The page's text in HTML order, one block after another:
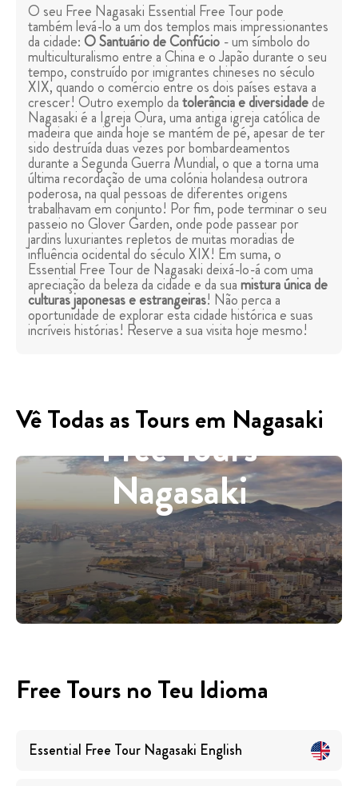
O seu Free Nagasaki Essential Free Tour pode
também levá-lo a um dos templos mais impressionantes
da cidade:O Santuário de Confúcio - um símbolo do
multiculturalismo entre a China e o Japão durante o seu
tempo, construído por imigrantes chineses no século
XIX, quando o comércio entre os dois países estava a
crescer! Outro exemplo datolerância e diversidadede
Nagasaki é a Igreja Oura, uma antiga igreja católica de
madeira que ainda hoje se mantém de pé, apesar de ter
sido destruída duas vezes por bombardeamentos
durante a Segunda Guerra Mundial, o que a torna uma
última recordação de uma colónia holandesa outrora
poderosa, na qual pessoas de diferentes origens
trabalhavam em conjunto! Por fim, pode terminar o seu
passeio no Glover Garden, onde pode passear por
jardins luxuriantes repletos de muitas moradias de
influência ocidental do século XIX! Em suma, o
Essential Free Tour de Nagasaki deixá-lo-á com uma
apreciação da beleza da cidade e da suamistura única de
culturas japonesas e estrangeiras! Não perca a
oportunidade de explorar esta cidade histórica e suas
incríveis histórias! Reserve a sua visita hoje mesmo!
Vê Todas as Tours em Nagasaki
Free Tours
Nagasaki
Free Tours no Teu Idioma
Essential Free Tour Nagasaki English